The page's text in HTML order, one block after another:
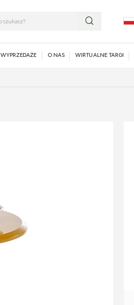
WYPRZEDAŻE O NAS WIRTUALNE TARGI